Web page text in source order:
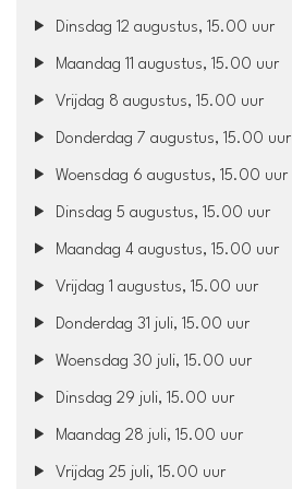
Dinsdag 12 augustus, 15.00 uur
Maandag 11 augustus, 15.00 uur
Vrijdag 8 augustus, 15.00 uur
Donderdag 7 augustus, 15.00 uur
Woensdag 6 augustus, 15.00 uur
Dinsdag 5 augustus, 15.00 uur
Maandag 4 augustus, 15.00 uur
Vrijdag 1 augustus, 15.00 uur
Donderdag 31 juli, 15.00 uur
Woensdag 30 juli, 15.00 uur
Dinsdag 29 juli, 15.00 uur
Maandag 28 juli, 15.00 uur
Vrijdag 25 juli, 15.00 uur